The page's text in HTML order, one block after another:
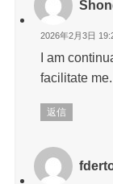
2026年2月3日
I am
facilitate
返信